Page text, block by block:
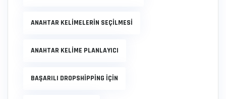
ANAHTAR KELIMELERIN SEÇILMESI
ANAHTAR KELIME PLANLAYICI
BAŞARILI DROPSHIPPING IÇIN